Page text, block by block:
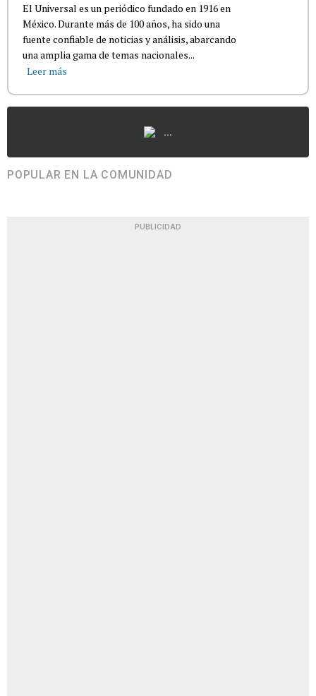
El Universal es un periódico fundado en 1916 en
México. Durante más de 100 años, ha sido una
fuente confiable de noticias y análisis, abarcando
una amplia gama de temas nacionales...
Leer más
...
POPULAR EN LA COMUNIDAD
PUBLICIDAD